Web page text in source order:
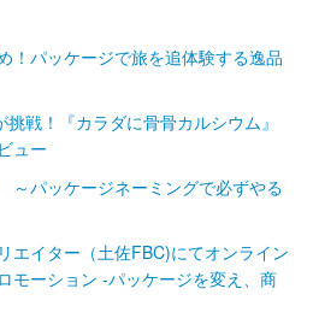
！パッケージで旅を追体験する逸品
戦！『カラダに骨骨カルシウム』
ュー
パッケージネーミングで必ずやる
エイター（土佐FBC)にてオンライン
ーション ‐パッケージを変え、商